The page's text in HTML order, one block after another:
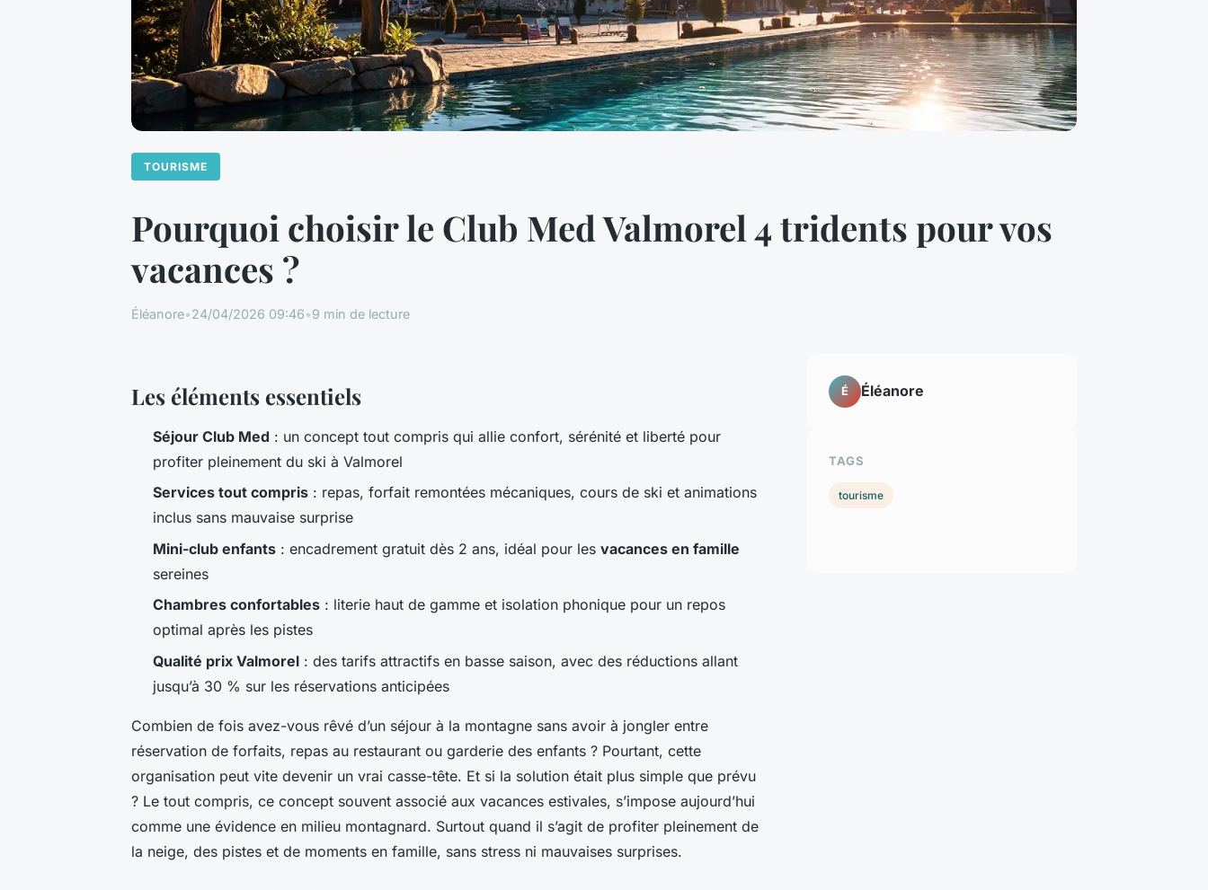
TOURISME
Pourquoi choisir le Club Med Valmorel 4 tridents pour vos
vacances ?
Éléanore•24/04/2026 09:46•9 min de lecture
Les éléments essentiels
Séjour Club Med : un concept tout compris qui allie confort, sérénité et liberté pour
profiter pleinement du ski à Valmorel
Services tout compris : repas, forfait remontées mécaniques, cours de ski et animations
inclus sans mauvaise surprise
Mini-club enfants : encadrement gratuit dès 2 ans, idéal pour les vacances en famille
sereines
Chambres confortables : literie haut de gamme et isolation phonique pour un repos
optimal après les pistes
Qualité prix Valmorel : des tarifs attractifs en basse saison, avec des réductions allant
jusqu’à 30 % sur les réservations anticipées
Combien de fois avez-vous rêvé d’un séjour à la montagne sans avoir à jongler entre
réservation de forfaits, repas au restaurant ou garderie des enfants ? Pourtant, cette
organisation peut vite devenir un vrai casse-tête. Et si la solution était plus simple que prévu
? Le tout compris, ce concept souvent associé aux vacances estivales, s’impose aujourd’hui
comme une évidence en milieu montagnard. Surtout quand il s’agit de profiter pleinement de
la neige, des pistes et de moments en famille, sans stress ni mauvaises surprises.
É Éléanore
TAGS
tourisme